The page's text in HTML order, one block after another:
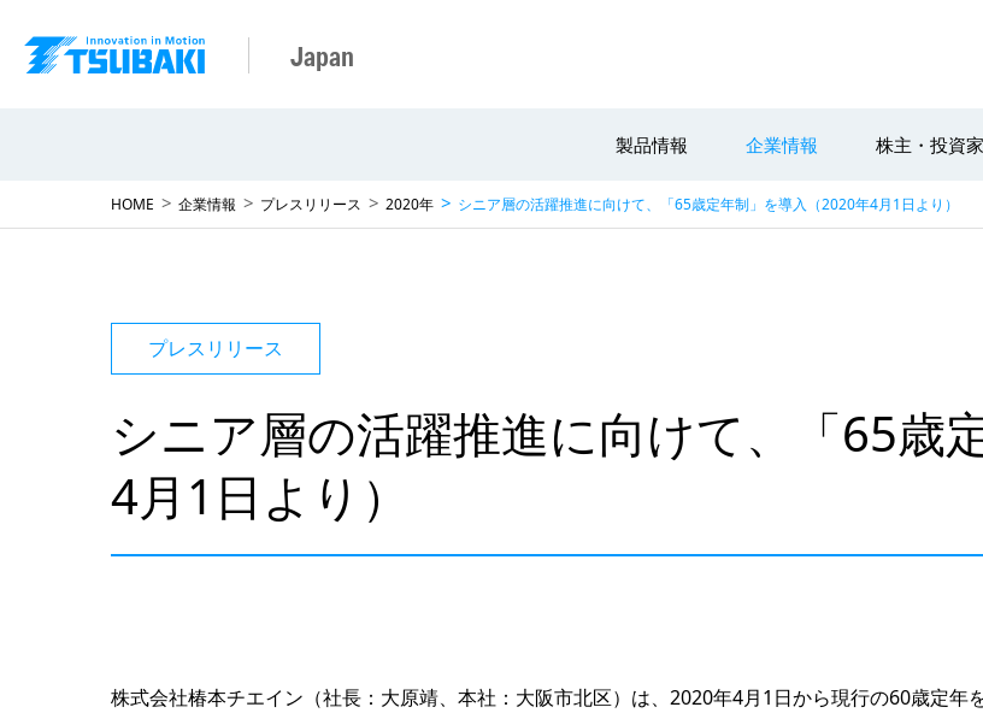
Japan
製品情報 企業情報 株主・投資
HOME 企業情報 プレスリリース 2020年 シニア層の活躍推進に向けて、「65歳定年制」を導入（2020年4月1日より）
プレスリリース
シニア層の活躍推進に向けて、「65歳
4月1日より）
株式会社椿本チエイン（社長：大原靖、本社：大阪市北区）は、2020年4月1日から現行の60歳定年